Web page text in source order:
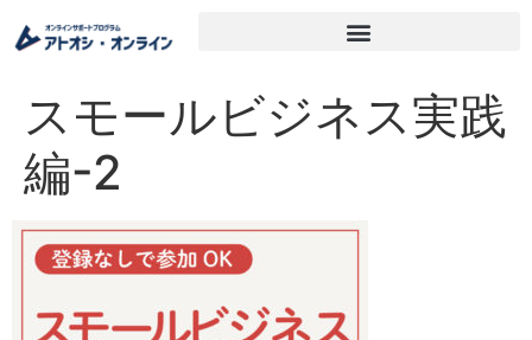
スモールビジネス実践
編-2